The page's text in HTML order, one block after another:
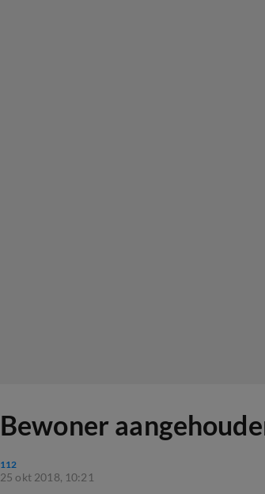
Bewoner
112
25 okt 2018, 10:21